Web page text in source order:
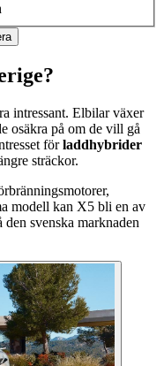
intressant. Elbilar växer
osäkra på om de vill gå
förladdhybrider
sträckor.
modell kan X5 bli en av
svenska marknaden